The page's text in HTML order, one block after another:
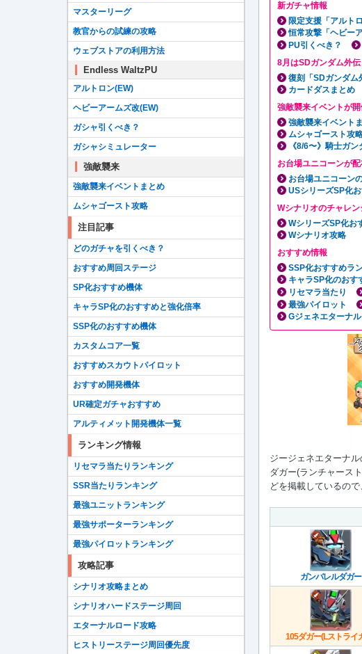
新ガチャ情報
限定支援「アルト
恒常攻撃「ヘビー
PU引くべき？
8月はSDガンダム外伝
復刻「SDガンダ
カードダスまとめ
強敵襲来イベントが開
強敵襲来イベント
ムシャゴースト攻
《8/6〜》騎士ガ
お台場ユニコーンが配
お台場ユニコーン
USシリーズSP化
Wシナリオのチャレン
WシリーズSP化お
Wシナリオ攻略
おすすめ情報
SSP化おすすめラ
キャラSP化のおす
リセマラ当たり
最強パイロット
Gジェネエターナ
ジージェネエターナ
ダガー(ランチャース
どを掲載しているの
ガンバレルダガー
105ダガー(Lストライ
マスターリーグ
教官からの試練の攻略
ウェブストアの利用方法
Endless WaltzPU
アルトロン(EW)
ヘビーアームズ改(EW)
ガシャ引くべき？
ガシャシミュレーター
強敵襲来
強敵襲来イベントまとめ
ムシャゴースト攻略
注目記事
どのガチャを引くべき？
おすすめ周回ステージ
SP化おすすめ機体
キャラSP化のおすすめと強化倍率
SSP化のおすすめ機体
カスタムコア一覧
おすすめスカウトパイロット
おすすめ開発機体
UR確定ガチャおすすめ
アルティメット開発機体一覧
ランキング情報
リセマラ当たりランキング
SSR当たりランキング
最強ユニットランキング
最強サポーターランキング
最強パイロットランキング
攻略記事
シナリオ攻略まとめ
シナリオハードステージ周回
エターナルロード攻略
ヒストリーステージ周回優先度